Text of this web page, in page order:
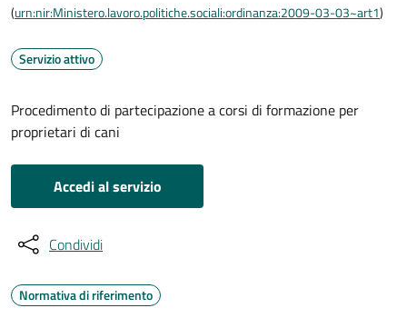
(urn:nir:Ministero.lavoro.politiche.sociali:ordinanza:2009-03-03~art1)
Servizio attivo
Procedimento di partecipazione a corsi di formazione per
proprietari di cani
Accedi al servizio
Condividi
Normativa di riferimento